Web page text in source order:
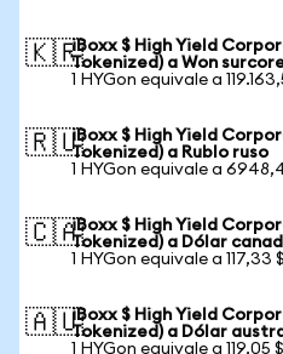
🇰🇷iBoxx $ High Yield
Tokenized) a Won
1 HYGon equivale a
🇷🇺iBoxx $ High Yield
Tokenized) a Rublo ruso
1 HYGon equivale a
🇨🇦iBoxx $ High Yield
Tokenized) a Dólar
1 HYGon equivale a 117,33 $
🇦🇺iBoxx $ High Yield
Tokenized) a Dólar
1 HYGon equivale a 119,05 $